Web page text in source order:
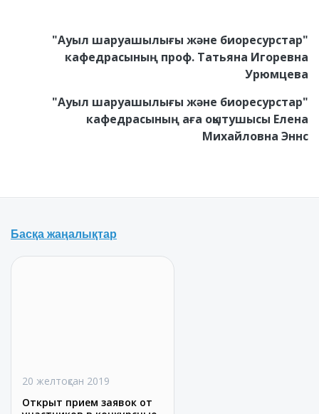
"Ауыл шаруашылығы және биоресурстар"
кафедрасының проф. Татьяна Игоревна
Урюмцева
"Ауыл шаруашылығы және биоресурстар"
кафедрасының аға оқытушысы Елена
Михайловна Эннс
Басқа жаңалықтар
20 желтоқсан 2019
Открыт прием заявок от